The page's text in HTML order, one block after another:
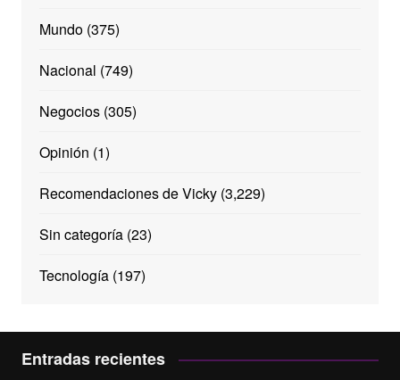
Mundo(375)
Nacional (749)
Negocios(305)
Opinión (1)
Recomendaciones de Vicky(3,229)
Sin categoría(23)
Tecnología(197)
Entradas recientes